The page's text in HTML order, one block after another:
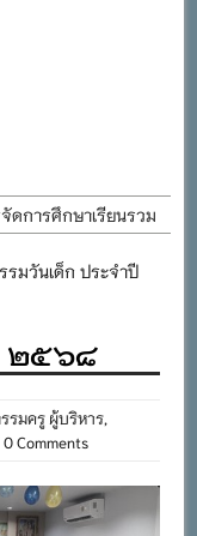
การศึกษาเรียนรวม
ารจัดการศึกษาและ
ถมศึกษาภูเก็ต
ในโอกาสวันเฉลิม
พระเจ้าอยู่หัว ๒๘
สานพระพุทธศาสนา
รมวันเด็ก ประจำปี
๒๕๖๘
รมครู ผู้บริหาร,
Comments